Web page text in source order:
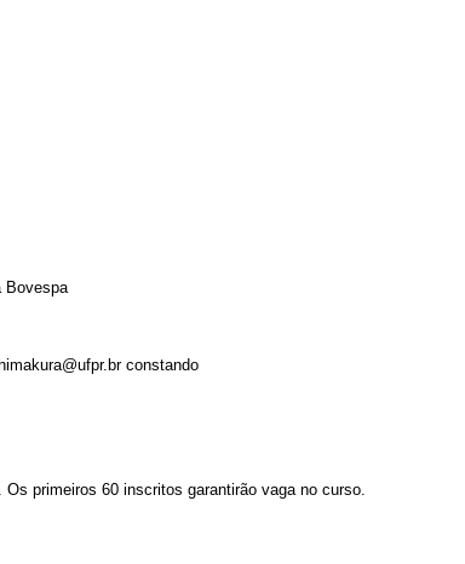
Bovespa
constando
primeiros 60 inscritos garantirão vaga no curso.